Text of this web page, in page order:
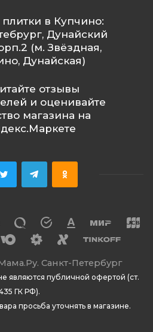
в Купчино:
Дунайский
(м. Звёздная,
Дунайская)
Санкт-Петербург
являются публичной офертой (ст.
ГК РФ).
просьба уточнять в магазине.